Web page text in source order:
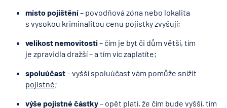
místo pojištění – povodňová zóna nebo lokalita
s vysokou kriminalitou cenu pojistky zvyšují;
velikost nemovitosti– čím je byt či dům větší, tím
je zpravidla dražší – a tím víc zaplatíte;
spoluúčast– vyšší spoluúčast vám pomůže snížit
pojistné;
výše pojistné částky– opět platí, že čím bude vyšší, tím